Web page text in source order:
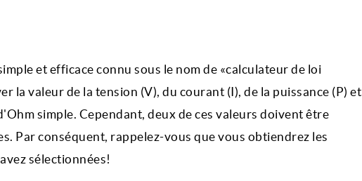
et efficace connu sous le nom de «calculateur de loi
la valeur de la tension (V), du courant (I), de la puissance (P) et
simple. Cependant, deux de ces valeurs doivent être
Par conséquent, rappelez-vous que vous obtiendrez les
sélectionnées!